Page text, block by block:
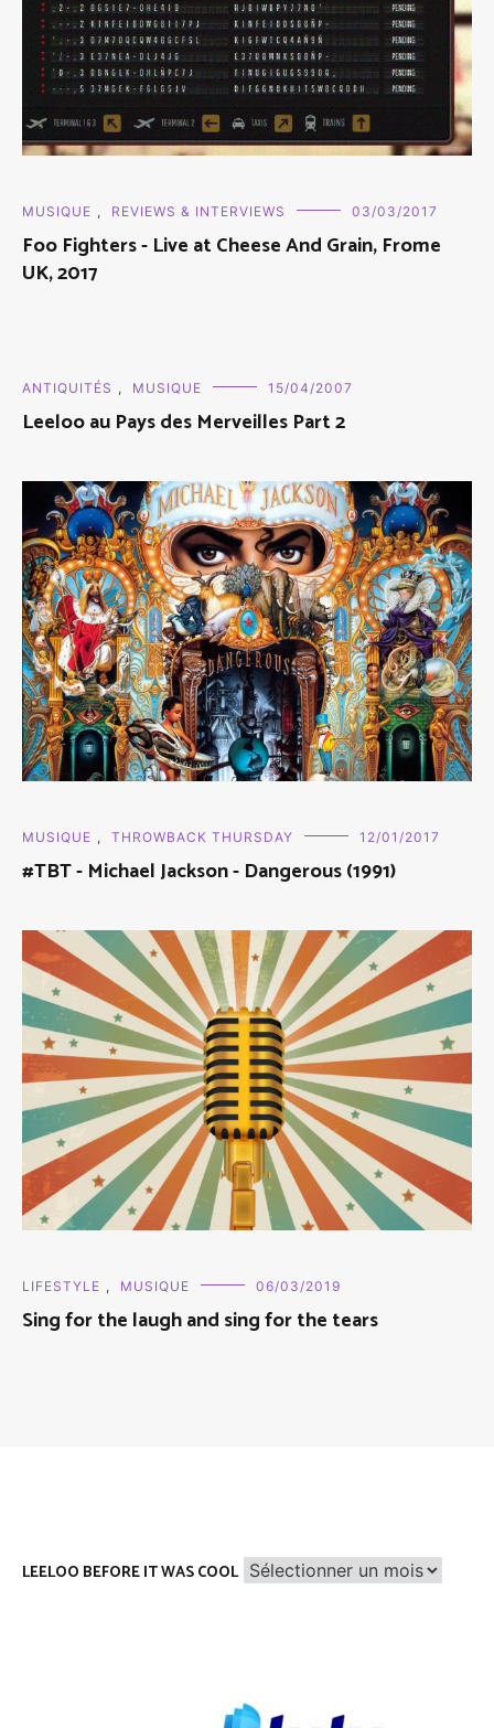
MUSIQUE , REVIEWS & INTERVIEWS 03/03/2017
Foo Fighters - Live at Cheese And Grain, Frome
UK, 2017
ANTIQUITÉS , MUSIQUE 15/04/2007
Leeloo au Pays des Merveilles Part 2
MUSIQUE , THROWBACK THURSDAY 12/01/2017
#TBT - Michael Jackson - Dangerous (1991)
LIFESTYLE , MUSIQUE 06/03/2019
Sing for the laugh and sing for the tears
LEELOO BEFORE IT WAS COOL Leeloo